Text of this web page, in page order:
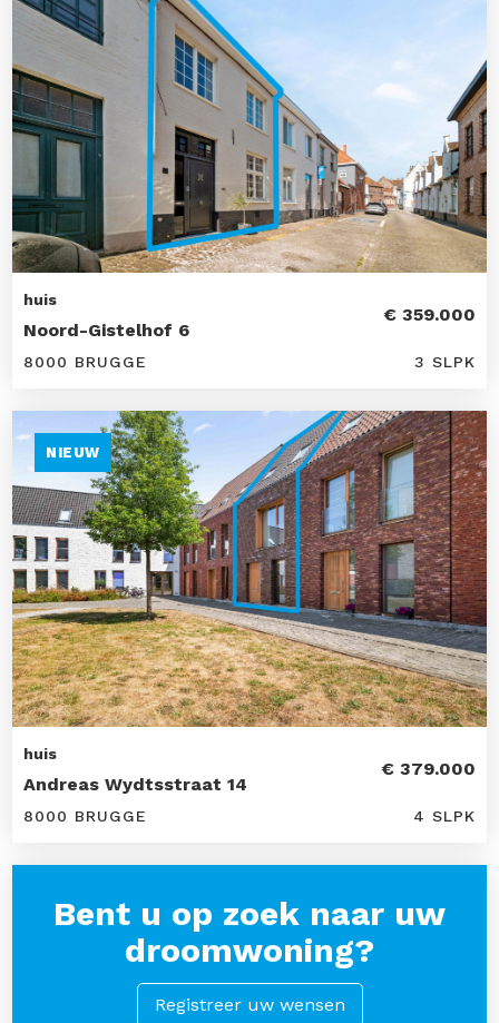
huis
Noord-Gistelhof 6
€ 359.000
8000 BRUGGE 3 SLPK
NIEUW
huis
Andreas Wydtsstraat 14
€ 379.000
8000 BRUGGE 4 SLPK
Bent u op zoek naar uw
droomwoning?
Registreer uw wensen